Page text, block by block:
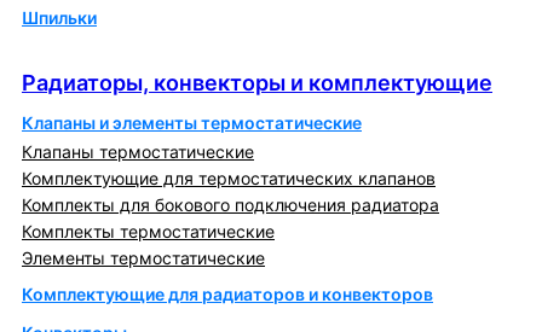
Шпильки
Радиаторы, конвекторы и комплектующие
Клапаны и элементы термостатические
Клапаны термостатические
Комплектующие для термостатических клапанов
Комплекты для бокового подключения радиатора
Комплекты термостатические
Элементы термостатические
Комплектующие для радиаторов и конвекторов